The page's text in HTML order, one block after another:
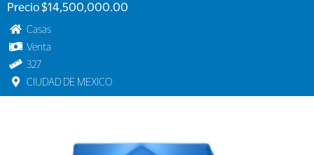
Precio $14,500,000.00
Casas
Venta
327
CIUDAD DE MEXICO